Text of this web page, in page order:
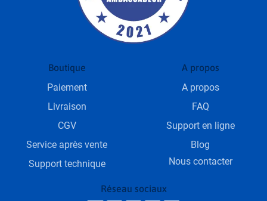
Boutique
Paiement
Livraison
CGV
Service après vente
Support technique
A propos
A propos
FAQ
Support en ligne
Blog
Nous contacter
Réseau sociaux